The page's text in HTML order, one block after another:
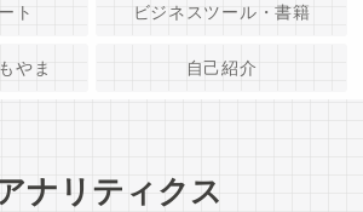
ト ビジネスツール・書籍
やま 自己紹介
ナリティクス